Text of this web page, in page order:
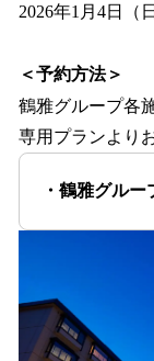
2026年1月4日（
＜予約方法＞
鶴雅グループ各
専用プランより
・鶴雅グル